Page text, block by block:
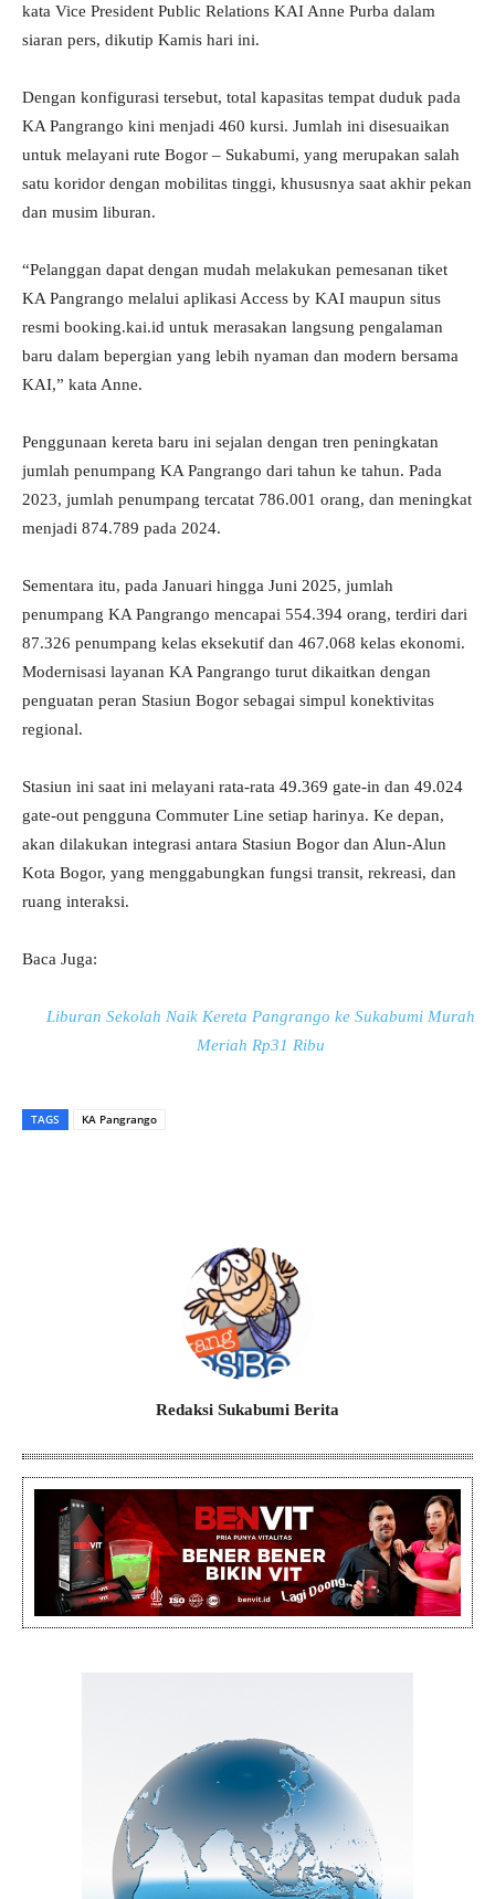
kata Vice President Public Relations KAI Anne Purba dalam
siaran pers, dikutip Kamis hari ini.
Dengan konfigurasi tersebut, total kapasitas tempat duduk pada
KA Pangrango kini menjadi 460 kursi. Jumlah ini disesuaikan
untuk melayani rute Bogor – Sukabumi, yang merupakan salah
satu koridor dengan mobilitas tinggi, khususnya saat akhir pekan
dan musim liburan.
“Pelanggan dapat dengan mudah melakukan pemesanan tiket
KA Pangrango melalui aplikasi Access by KAI maupun situs
resmi booking.kai.id untuk merasakan langsung pengalaman
baru dalam bepergian yang lebih nyaman dan modern bersama
KAI,” kata Anne.
Penggunaan kereta baru ini sejalan dengan tren peningkatan
jumlah penumpang KA Pangrango dari tahun ke tahun. Pada
2023, jumlah penumpang tercatat 786.001 orang, dan meningkat
menjadi 874.789 pada 2024.
Sementara itu, pada Januari hingga Juni 2025, jumlah
penumpang KA Pangrango mencapai 554.394 orang, terdiri dari
87.326 penumpang kelas eksekutif dan 467.068 kelas ekonomi.
Modernisasi layanan KA Pangrango turut dikaitkan dengan
penguatan peran Stasiun Bogor sebagai simpul konektivitas
regional.
Stasiun ini saat ini melayani rata-rata 49.369 gate-in dan 49.024
gate-out pengguna Commuter Line setiap harinya. Ke depan,
akan dilakukan integrasi antara Stasiun Bogor dan Alun-Alun
Kota Bogor, yang menggabungkan fungsi transit, rekreasi, dan
ruang interaksi.
Baca Juga:
Liburan Sekolah Naik Kereta Pangrango ke Sukabumi Murah
Meriah Rp31 Ribu
TAGS KA Pangrango
Redaksi Sukabumi Berita